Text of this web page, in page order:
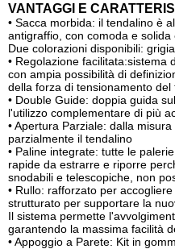
VANTAGGI E
• Sacca morbida: il tendalino è
antigraffio, con comoda e solida
Due colorazioni disponibili:
• Regolazione facilitata:sistema
con ampia possibilità di
della forza di tensionamento del
• Double Guide: doppia guida
l'utilizzo complementare di più
• Apertura Parziale: dalla
parzialmente il tendalino
• Paline integrate: tutte le
rapide da estrarre e riporre
snodabili e telescopiche, non
• Rullo: rafforzato per
strutturato per supportare la
Il sistema permette
garantendo la massima facilità
• Appoggio a Parete: Kit in